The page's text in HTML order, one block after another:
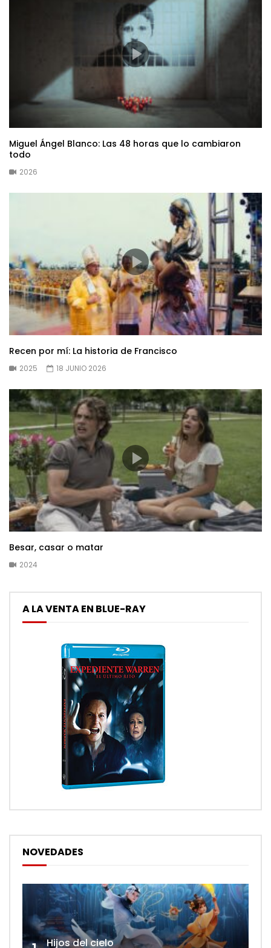
Miguel Ángel Blanco: Las 48 horas que lo cambiaron
todo
2026
Recen por mí: La historia de Francisco
2025 18 JUNIO 2026
Besar, casar o matar
2024
A LA VENTA EN BLUE-RAY
NOVEDADES
Hijos del cielo